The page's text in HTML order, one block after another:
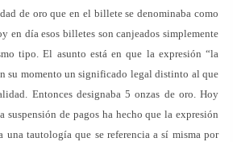
de oro que en el billete se denominaba como
en día esos billetes son canjeados simplemente
tipo. El asunto está en que la expresión “la
su momento un significado legal distinto al que
Entonces designaba 5 onzas de oro. Hoy
de pagos ha hecho que la expresión
una tautología que se referencia a sí misma por